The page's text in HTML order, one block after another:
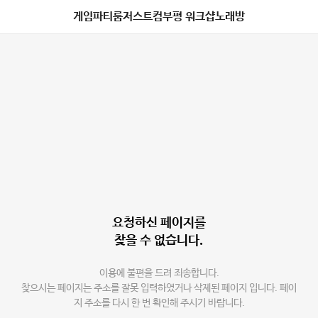
게임파티룸저스트컴부평 워크샵노래방
요청하신 페이지를
찾을 수 없습니다.
이용에 불편을 드려 죄송합니다.
찾으시는 페이지는 주소를 잘못 입력하였거나 삭제된 페이지 입니다. 페이
지 주소를 다시 한 번 확인해 주시기 바랍니다.